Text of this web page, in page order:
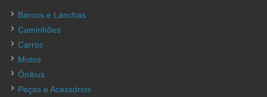
Barcos e Lanchas
Caminhões
Carros
Motos
Ônibus
Peças e Acessórios